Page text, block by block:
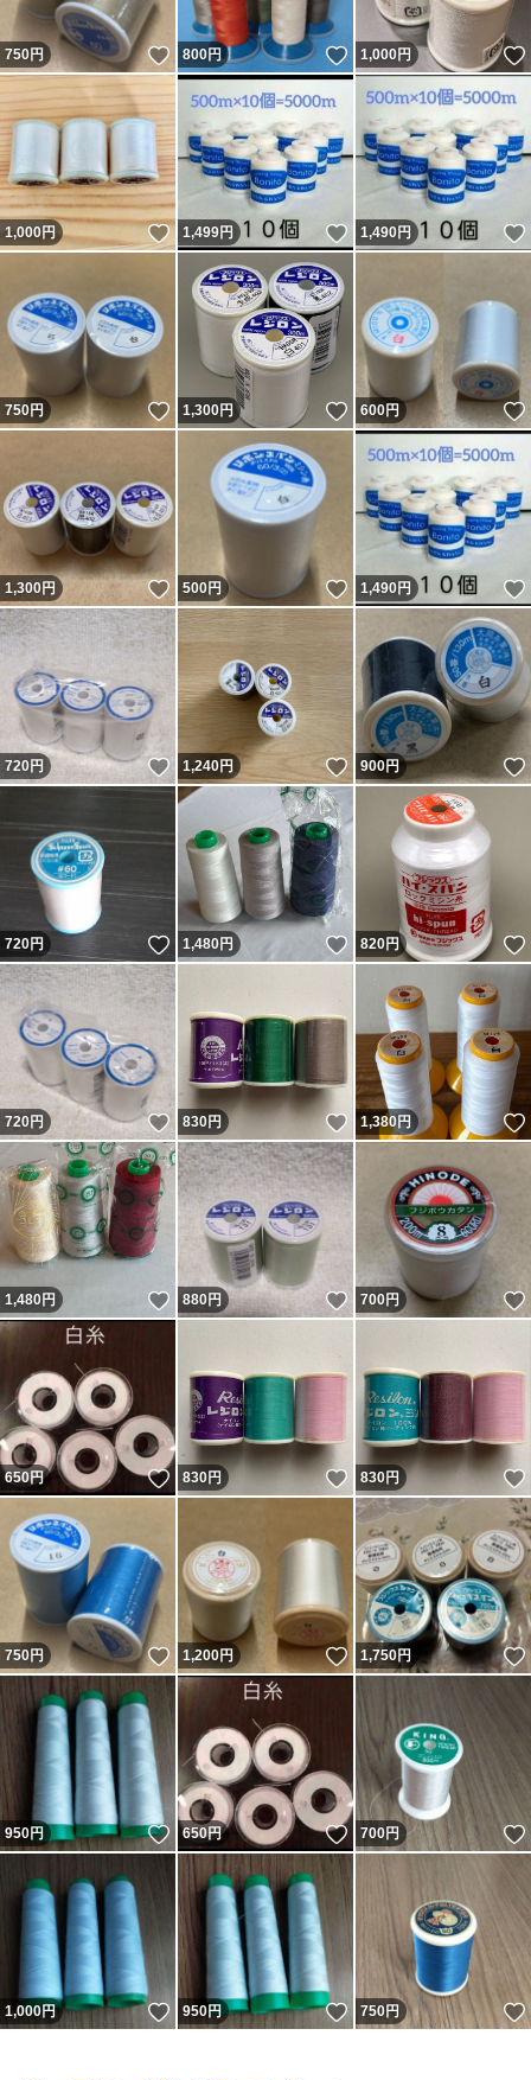
750円 いいね！
800円 いいね！
1,000円
1,000円 いいね！
1,499円 いいね！
1,490円
750円 いいね！
1,300円 いいね！
600円
1,300円 いいね！
500円 いいね！
1,490円
720円 いいね！
1,240円 いいね！
900円
720円 いいね！
1,480円 いいね！
820円
720円 いいね！
830円 いいね！
1,380 円
1,480円 いいね！
880円 いいね！
700円
650円 いいね！
830円 いいね！
830円
750円 いいね！
1,200円 いいね！
1,750円
950円 いいね！
650円 いいね！
700円
1,000円 いいね！
950円 いいね！
750円